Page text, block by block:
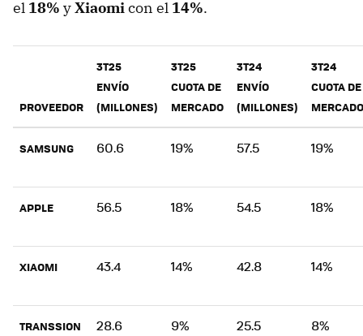
el 18% yXiaomicon el 14%.
PROVEEDOR
3T25
ENVÍO
(MILLONES)
3T25
CUOTA DE
MERCADO
3T24
ENVÍO
(MILLONES)
3T24
CUOTA DE
MERCADO
SAMSUNG 60.6 19% 57.5 19%
APPLE 56.5 18% 54.5 18%
XIAOMI 43.4 14% 42.8 14%
TRANSSION 28.6 9% 25.5 8%